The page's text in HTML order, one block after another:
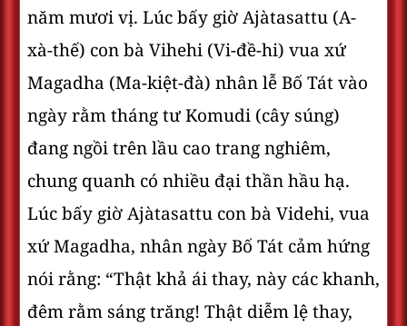
năm mươi vị. Lúc bấy giờ Ajàtasattu (A-
xà-thế) con bà Vihehi (Vi-đề-hi) vua xứ
Magadha (Ma-kiệt-đà) nhân lễ Bố Tát vào
ngày rằm tháng tư Komudi (cây súng)
đang ngồi trên lầu cao trang nghiêm,
chung quanh có nhiều đại thần hầu hạ.
Lúc bấy giờ Ajàtasattu con bà Videhi, vua
xứ Magadha, nhân ngày Bố Tát cảm hứng
nói rằng: “Thật khả ái thay, này các khanh,
đêm rằm sáng trăng! Thật diễm lệ thay,